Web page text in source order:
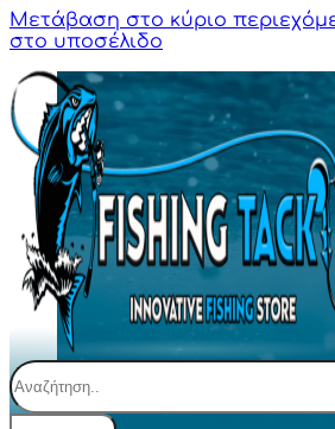
Μετάβαση στο κύριο
στο υποσέλιδο
Αναζήτηση